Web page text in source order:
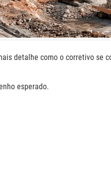
detalhe como o corretivo se
esperado.